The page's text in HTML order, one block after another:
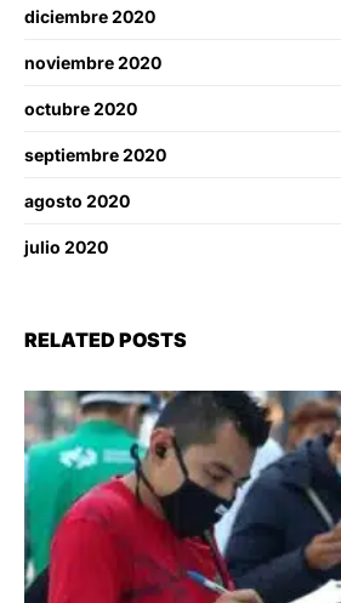
diciembre 2020
noviembre 2020
octubre 2020
septiembre 2020
agosto 2020
julio 2020
RELATED POSTS